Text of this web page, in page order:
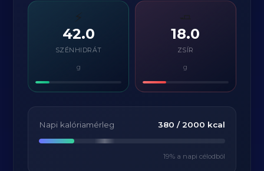
⚡
42.0
SZÉNHIDRÁT
g
18.0
ZSÍR
g
Napi kalóriamérleg 380 / 2000 kcal
19% a napi célodból